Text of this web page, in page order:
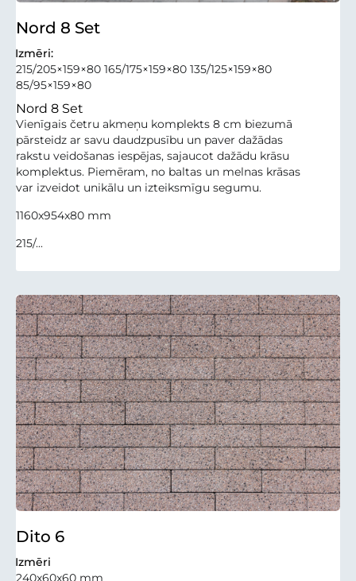
Nord 8 Set
Izmēri:
215/205×159×80 165/175×159×80 135/125×159×80
85/95×159×80
Nord 8 Set
Vienīgais četru akmeņu komplekts 8 cm biezumā
pārsteidz ar savu daudzpusību un paver dažādas
rakstu veidošanas iespējas, sajaucot dažādu krāsu
komplektus. Piemēram, no baltas un melnas krāsas
var izveidot unikālu un izteiksmīgu segumu.
1160x954x80 mm
215/...
Dito 6
Izmēri
240x60x60 mm